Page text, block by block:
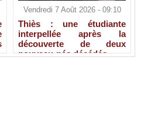
Vendredi 7 Août 2026 - 09:10
Thiès : une étudiante
interpellée après la
découverte de deux
nouveau-nés décédés